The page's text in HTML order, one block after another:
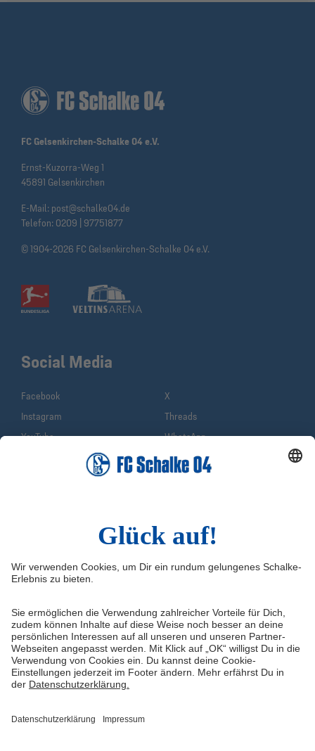
FC Gelsenkirchen-Schalke 04 e.V.
Ernst-Kuzorra-Weg 1
45891 Gelsenkirchen
E-Mail: post@schalke04.de
Telefon: 0209 | 97751877
© 1904-2026 FC Gelsenkirchen-Schalke 04 e.V.
Service & Kontakt
Erklärung zur Barrierefreiheit
Medienportal
Datenschutz
Haftungsausschluss
Tickets
VELTINS-Arena
Knappenschmiede
ERWIN buchen
Social Media
Facebook
X
Instagram
Threads
YouTube
WhatsApp
Sina Weibo